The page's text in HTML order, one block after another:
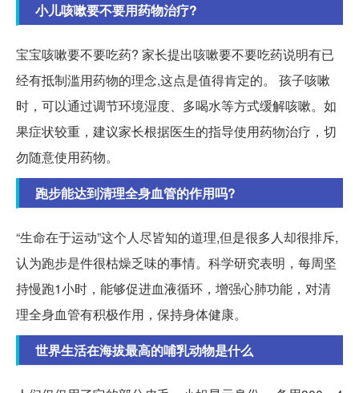
小儿咳嗽要不要用药物治疗?
宝宝咳嗽要不要吃药? 家长提出咳嗽要不要吃药说明有已
经有抵制滥用药物的理念,这点是值得肯定的。 孩子咳嗽
时，可以通过调节环境湿度、多喝水等方式缓解咳嗽。如
果症状较重，建议家长根据医生的指导使用药物治疗，切
勿随意使用药物。
跑步能达到清理全身血管的作用吗?
“生命在于运动”这个人尽皆知的道理,但是很多人却很排斥,
认为跑步是件很枯燥乏味的事情。科学研究表明，每周坚
持慢跑1小时，能够促进血液循环，增强心肺功能，对清
理全身血管有积极作用，保持身体健康。
世界生活在海拔最高的哺乳动物是什么